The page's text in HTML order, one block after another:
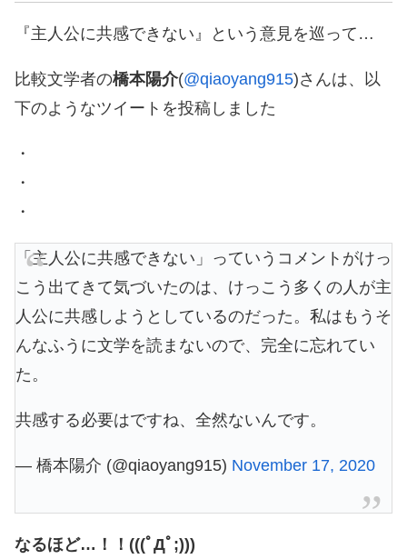
『主人公に共感できない』という意見を巡って…
比較文学者の橋本陽介(@qiaoyang915)さんは、以
下のようなツイートを投稿しました
・
・
・
「主人公に共感できない」っていうコメントがけっ
こう出てきて気づいたのは、けっこう多くの人が主
人公に共感しようとしているのだった。私はもうそ
んなふうに文学を読まないので、完全に忘れてい
た。
共感する必要はですね、全然ないんです。
— 橋本陽介 (@qiaoyang915) November 17, 2020
なるほど…！！(((ﾟДﾟ;)))